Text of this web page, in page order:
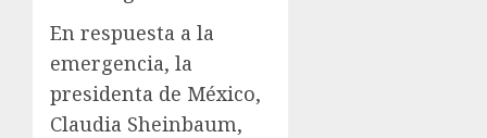
En respuesta a la
emergencia, la
presidenta de México,
Claudia Sheinbaum,